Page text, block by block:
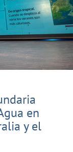
en
y el